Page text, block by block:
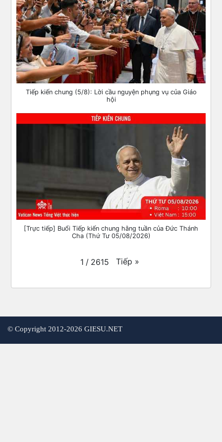
Tiếp kiến chung (5/8): Lời cầu nguyện phụng vụ của Giáo
hội
[Trực tiếp] Buổi Tiếp kiến chung hằng tuần của Đức Thánh
Cha (Thứ Tư 05/08/2026)
1 / 2615 Tiếp »
© Copyright 2012-2026 GIESU.NET